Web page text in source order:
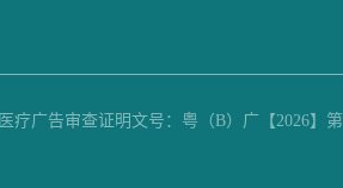
医疗广告审查证明文号：粤（B）广【2026】